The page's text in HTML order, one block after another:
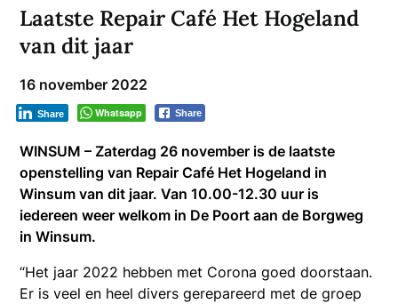
Laatste Repair Café Het Hogeland
van dit jaar
16 november 2022
Whatsapp Share
Share
WINSUM – Zaterdag 26 november is de laatste
openstelling van Repair Café Het Hogeland in
Winsum van dit jaar. Van 10.00-12.30 uur is
iedereen weer welkom in De Poort aan de Borgweg
in Winsum.
“Het jaar 2022 hebben met Corona goed doorstaan.
Er is veel en heel divers gerepareerd met de groep